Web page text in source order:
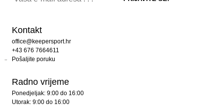
Kontakt
office@keepersport.hr
+43 676 7664611
Pošaljite poruku
Radno vrijeme
Ponedjeljak: 9:00 do 16:00
Utorak: 9:00 do 16:00